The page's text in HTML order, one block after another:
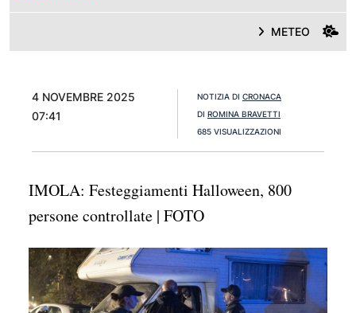
METEO
4 NOVEMBRE 2025
07:41
NOTIZIA DI CRONACA
DI ROMINA BRAVETTI
685 VISUALIZZAZIONI
IMOLA: Festeggiamenti Halloween, 800
persone controllate | FOTO